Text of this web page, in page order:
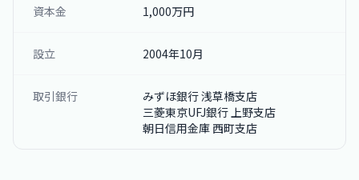
資本金 1,000万円
設立 2004年10月
取引銀行
みずほ銀行 浅草橋支店
三菱東京UFJ銀行 上野支店
朝日信用金庫 西町支店